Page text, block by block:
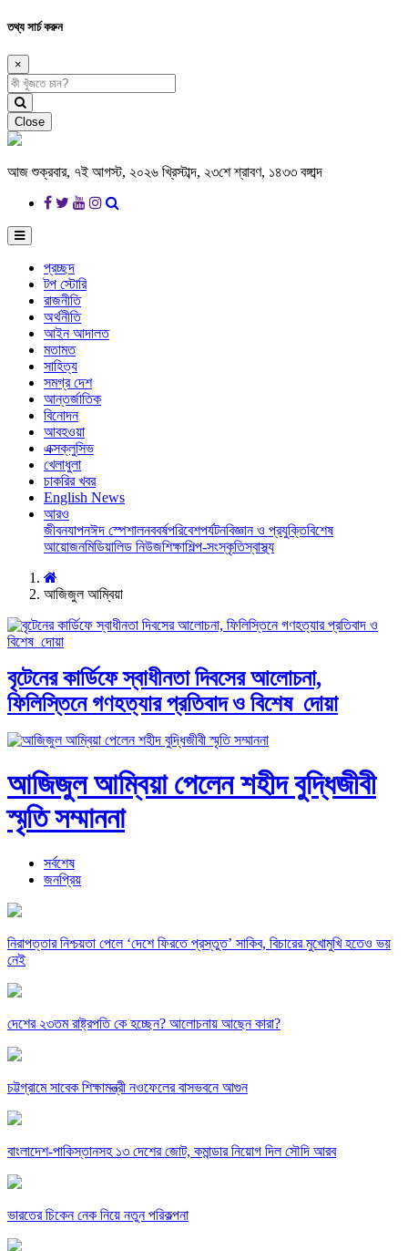
তথ্য সার্চ করুন
×
Close
আজ শুক্রবার, ৭ই আগস্ট, ২০২৬ খ্রিস্টাব্দ, ২৩শে শ্রাবণ, ১৪৩৩ বঙ্গাব্দ
প্রচ্ছদ
টপ স্টোরি
রাজনীতি
অর্থনীতি
আইন আদালত
মতামত
সাহিত্য
সমগ্র দেশ
আন্তর্জাতিক
বিনোদন
আবহওয়া
এক্সক্লুসিভ
খেলাধুলা
চাকরির খবর
English News
আরও
জীবনযাপনঈদ স্পেশালনববর্ষপরিবেশপর্যটনবিজ্ঞান ও প্রযুক্তিবিশেষ
আয়োজনমিডিয়ালিড নিউজশিক্ষাশিল্প-সংস্কৃতিস্বাস্থ্য
আজিজুল আম্বিয়া
বৃটেনের কার্ডিফে স্বাধীনতা দিবসের আলোচনা,
ফিলিস্তিনে গণহত্যার প্রতিবাদ ও বিশেষ দোয়া
আজিজুল আম্বিয়া পেলেন শহীদ বুদ্ধিজীবী
স্মৃতি সম্মাননা
সর্বশেষ
জনপ্রিয়
নিরাপত্তার নিশ্চয়তা পেলে ‘দেশে ফিরতে প্রস্তুত’ সাকিব, বিচারের মুখোমুখি হতেও ভয়
নেই
দেশের ২৩তম রাষ্ট্রপতি কে হচ্ছেন? আলোচনায় আছেন কারা?
চট্টগ্রামে সাবেক শিক্ষামন্ত্রী নওফেলের বাসভবনে আগুন
বাংলাদেশ-পাকিস্তানসহ ১৩ দেশের জোট, কমান্ডার নিয়োগ দিল সৌদি আরব
ভারতের চিকেন নেক নিয়ে নতুন পরিকল্পনা